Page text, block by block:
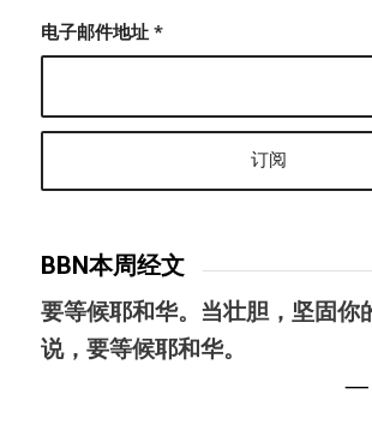
电子邮件地址 *
BBN本周经文
要等候耶和华。当壮胆，坚固你
说，要等候耶和华。
—